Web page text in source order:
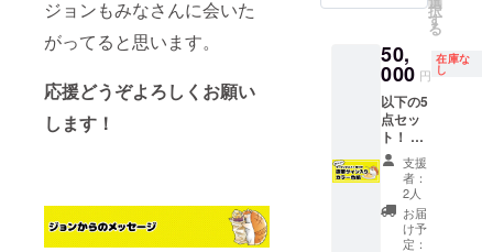
ジョンもみなさんに会いた
がってると思います。
応援どうぞよろしくお願い
します！
合は
CAMPF
ユー
ザー名
を掲載
いたし
ます。
ご了承
くださ
い。
詰め合
わせ（3
話分）
④複製
原稿5枚
（全5種
セッ
ト）
⑤秋田
書店見
学権
※②は支
択
す
る
50,
000 円
在庫な
し
以下の5
点セッ
ト！ ①
描き下
ろしイ
ラスト
付きお
礼メー
支援
者：
2人
お届
け予
定：